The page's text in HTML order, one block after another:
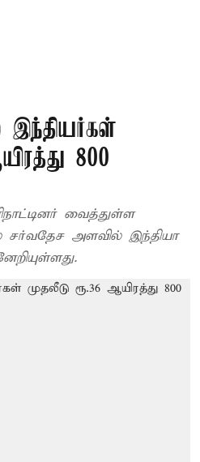
இந்தியர்கள்
800
வைத்துள்ள
சர்வதேச அளவில் இந்தியா